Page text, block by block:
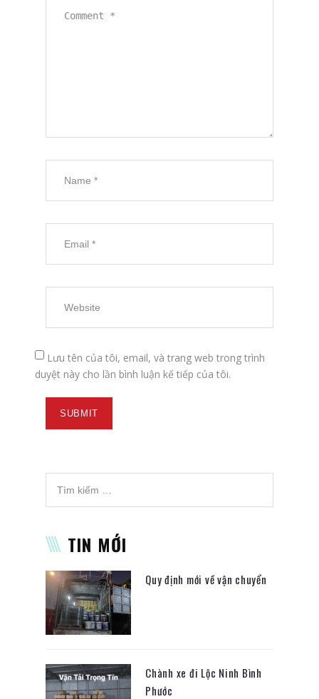
Lưu tên của tôi, email, và trang web trong trình
duyệt này cho lần bình luận kế tiếp của tôi.
TIN MỚI
Quy định mới về vận chuyển
Chành xe đi Lộc Ninh Bình
Phước